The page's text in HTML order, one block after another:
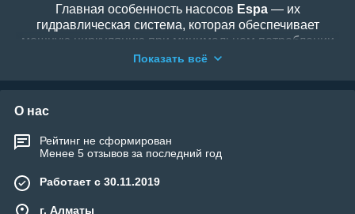
Главная особенность насосов Espa— их
гидравлическая система, которая обеспечивает
мощную циркуляцию при минимальном потреблении
энергии. СерииSilen SиSilen S2
хлорированной и соленой воды, а встроенная защита
от тепловой перегрузки делает их эксплуатацию
максимально безопасной.
На сайте
с официальной гарантией. Выбирая Espa, вы
Показать всё
О нас
Рейтинг не сформирован
Менее 5 отзывов за последний год
Работает с 30.11.2019
г. Алматы